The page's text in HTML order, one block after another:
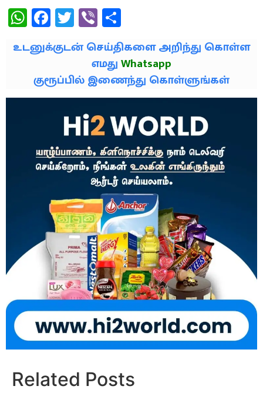
WhatsApp
Facebook
Twitter
Viber
உடனுக்குடன் செய்திகளை அறிந்து கொள்ள
எமதுWhatsapp
குரூப்பில் இணைந்து கொள்ளுங்கள்
Related Posts